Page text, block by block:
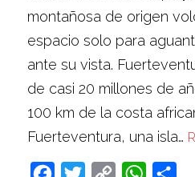
montañosa de origen
espacio solo para
ante su vista.
de casi 20 millones de
100 km de la costa
Fuerteventura, una isla…
Facebook
Twitter Copy